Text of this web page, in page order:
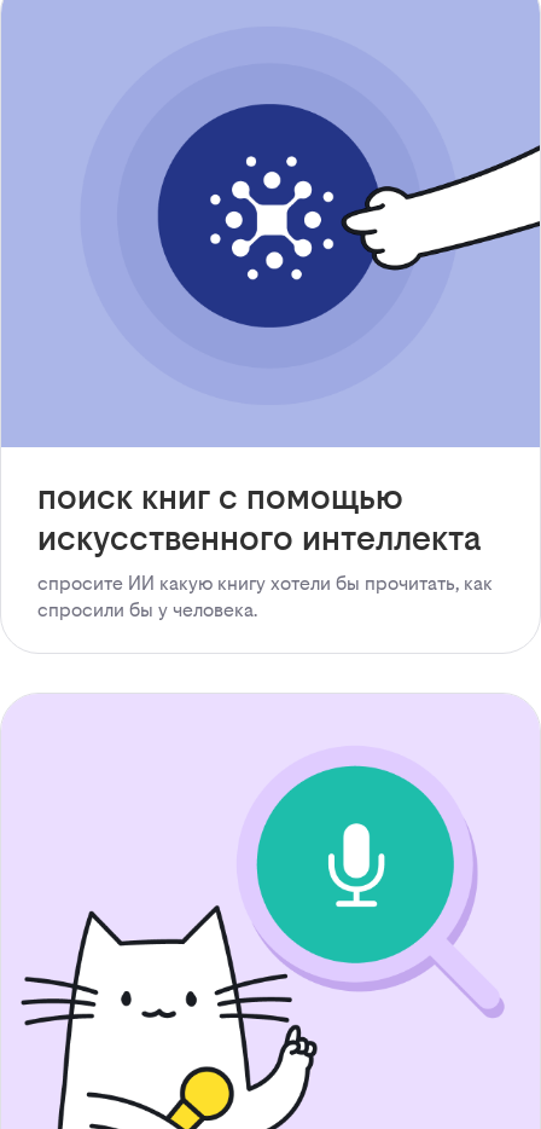
поиск книг с помощью
искусственного интеллекта
спросите ИИ какую книгу хотели бы прочитать, как
спросили бы у человека.